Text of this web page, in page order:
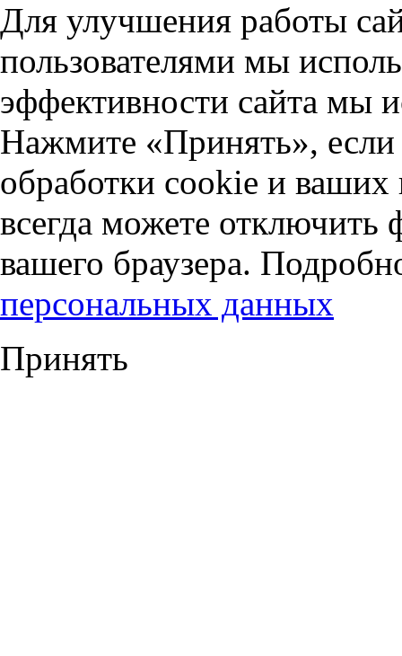
Для улучшения работы
пользователями мы
эффективности сайта мы
Нажмите «Принять», если
обработки cookie и
всегда можете отключить
вашего браузера.
персональных данных
Принять